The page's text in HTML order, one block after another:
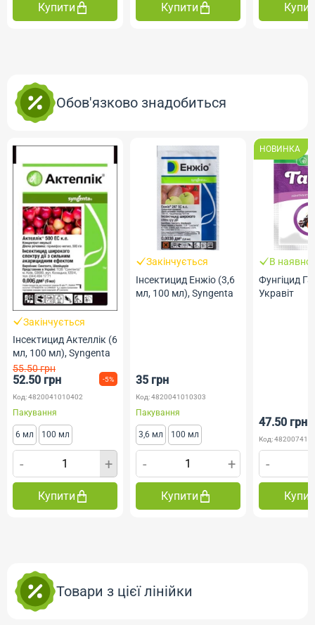
Купити Купити
Обов'язково знадобиться
Закінчується
Інсектицид Актеллік (6
мл, 100 мл), Syngenta
55.50 грн
52.50 грн -5%
Код: 4820041010402
Пакування
6 мл 100 мл
- +
Купити
Закінчується
Інсектицид Енжіо (3,6
мл, 100 мл), Syngenta
35 грн
Код: 4820041010303
Пакування
3,6 мл 100 мл
- +
Купити
НОВИНКА
В
Фунгіцид
Укравіт
47.50 грн
Код:
-
Товари з цієї лінійки